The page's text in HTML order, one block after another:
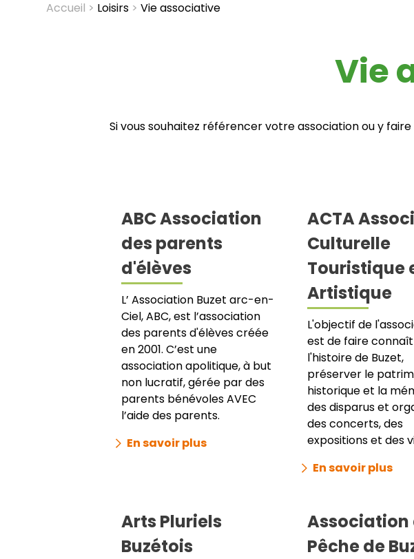
Accueil Loisirs Vie associative
Vie
Si vous souhaitez référencer votre association ou y
ABC Association
des parents
d'élèves
L’ Association Buzet arc-en-
Ciel, ABC, est l’association
des parents d'élèves créée
en 2001. C’est une
association apolitique, à but
non lucratif, gérée par des
parents bénévoles AVEC
l’aide des parents.
En savoir plus
ACTA
Culturelle
Touristique
Artistique
L'objectif de
est de faire
l'histoire de Buzet,
préserver le
historique et la
des disparus et
des concerts, des
expositions et des
En savoir plus
Arts Pluriels
Buzétois
Association
Pêche de